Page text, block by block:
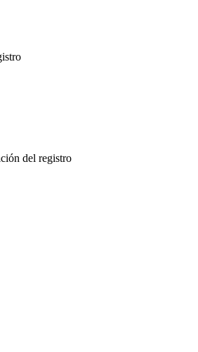
del registro